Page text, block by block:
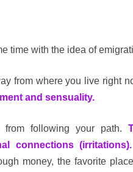
time with the idea of
from where you live right
and sensuality.
from following your path.
connections (irritations).
money, the favorite